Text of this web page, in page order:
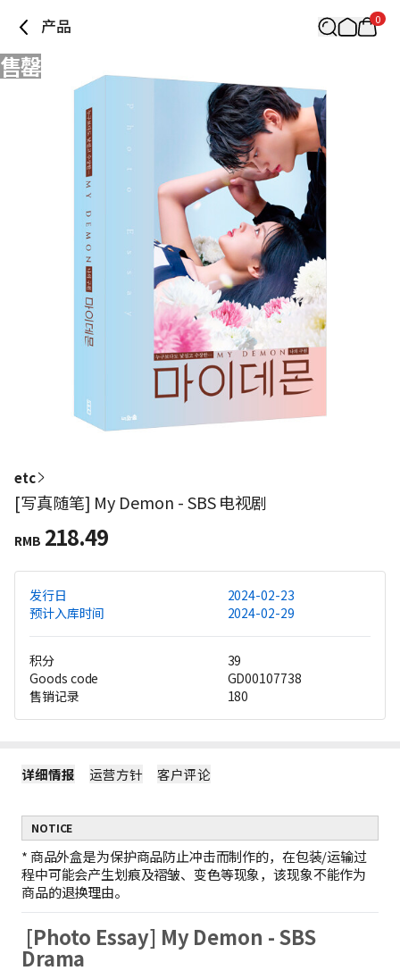
产品 0
售罄
etc
[写真随笔] My Demon - SBS 电视剧
RMB 218.49
发行日
2024-02-23
预计入库时间
2024-02-29
积分
39
Goods code
GD00107738
售销记录
180
详细情报 运营方针 客户评论
NOTICE
* 商品外盒是为保护商品防止冲击而制作的，在包装/运输过
程中可能会产生划痕及褶皱、变色等现象，该现象不能作为
商品的退换理由。
[Photo Essay] My Demon - SBS
Drama